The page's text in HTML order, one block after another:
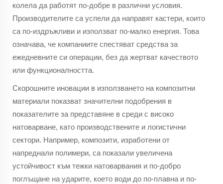
колела да работят по-добре в различни условия.
Производителите са успели да направят кастери, които
са по-издръжливи и използват по-малко енергия. Това
означава, че компаниите спестяват средства за
ежедневните си операции, без да жертват качеството
или функционалността.
Скорошните иновации в използването на композитни
материали показват значителни подобрения в
показателите за представяне в среди с високо
натоварване, като производствените и логистични
сектори. Например, композити, изработени от
напреднали полимери, са показали увеличена
устойчивост към тежки натоварвания и по-добро
поглъщане на ударите, което води до по-плавна и по-